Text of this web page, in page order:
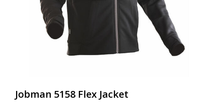
Jobman 5158 Flex Jacket